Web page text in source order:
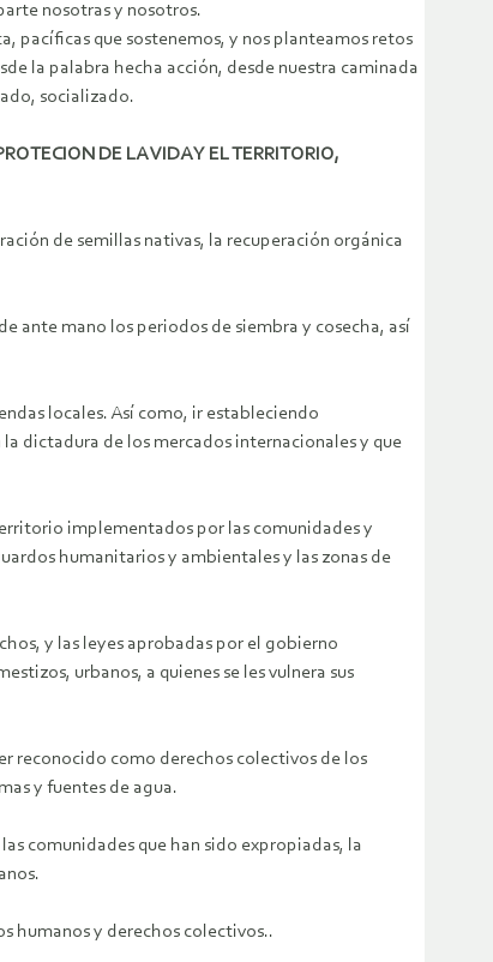
nosotras y nosotros.
pacíficas que sostenemos, y nos planteamos retos
la palabra hecha acción, desde nuestra caminada
socializado.
DE LA VIDA Y EL TERRITORIO,
de semillas nativas, la recuperación orgánica
ante mano los periodos de siembra y cosecha, así
locales. Así como, ir estableciendo
dictadura de los mercados internacionales y que
implementados por las comunidades y
humanitarios y ambientales y las zonas de
y las leyes aprobadas por el gobierno
urbanos, a quienes se les vulnera sus
reconocido como derechos colectivos de los
y fuentes de agua.
comunidades que han sido expropiadas, la
humanos y derechos colectivos..